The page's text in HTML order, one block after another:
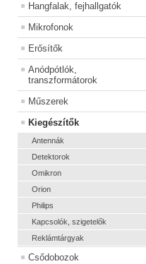
Hangfalak, fejhallgatók
Mikrofonok
Erősítők
Anódpótlók,
transzformátorok
Műszerek
Kiegészítők
Antennák
Detektorok
Omikron
Orion
Philips
Kapcsolók, szigetelők
Reklámtárgyak
Csődobozok